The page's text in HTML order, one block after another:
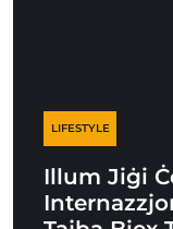
LIFESTYLE
Illum Jiġi